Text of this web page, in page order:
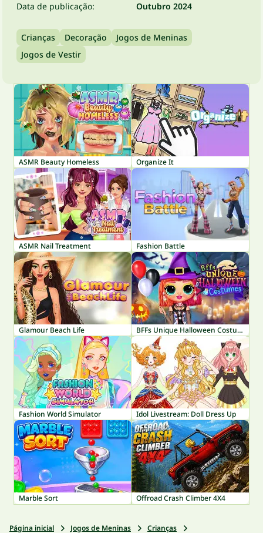
Data de publicação:
Outubro 2024
Crianças Decoração
Jogos de Meninas
Jogos de Vestir
ASMR Beauty Homeless Organize It
ASMR Nail Treatment Fashion Battle
Glamour Beach Life BFFs Unique Halloween Costumes
Fashion World Simulator Idol Livestream: Doll Dress Up
Marble Sort Offroad Crash Climber 4X4
Página inicial Jogos de Meninas Crianças